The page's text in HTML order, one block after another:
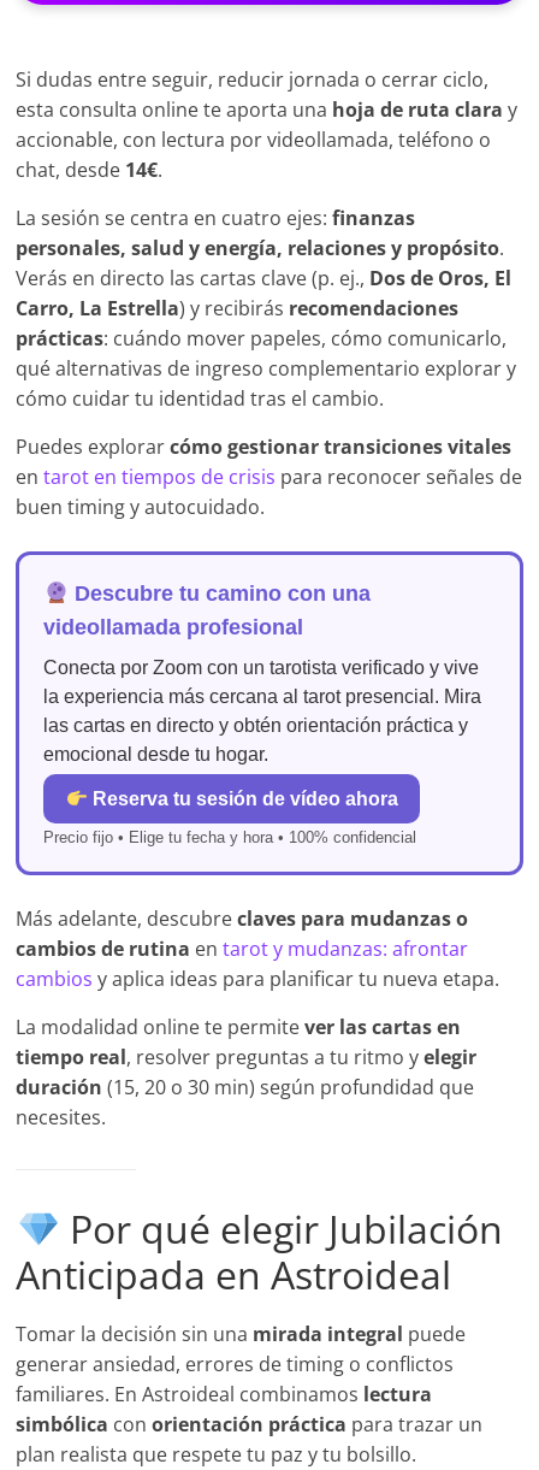
Si dudas entre seguir, reducir jornada o cerrar ciclo,
esta consulta online te aporta una hoja de ruta clara y
accionable, con lectura por videollamada, teléfono o
chat, desde 14€.
La sesión se centra en cuatro ejes:finanzas
personales, salud y energía, relaciones y propósito.
Verás en directo las cartas clave (p. ej., Dos de Oros, El
Carro, La Estrella) y recibirás recomendaciones
prácticas: cuándo mover papeles, cómo comunicarlo,
qué alternativas de ingreso complementario explorar y
cómo cuidar tu identidad tras el cambio.
Puedes explorarcómo gestionar transiciones vitales
entarot en tiempos de crisis para reconocer señales de
buen timing y autocuidado.
Descubre tu camino con una
videollamada profesional
Conecta por Zoom con un tarotista verificado y vive
la experiencia más cercana al tarot presencial. Mira
las cartas en directo y obtén orientación práctica y
emocional desde tu hogar.
Reserva tu sesión de vídeo ahora
Precio fijo • Elige tu fecha y hora • 100% confidencial
Más adelante, descubreclaves para mudanzas o
cambios de rutina entarot y mudanzas: afrontar
cambios y aplica ideas para planificar tu nueva etapa.
La modalidad online te permitever las cartas en
tiempo real, resolver preguntas a tu ritmo yelegir
duración (15, 20 o 30 min) según profundidad que
necesites.
Por qué elegir Jubilación
Anticipada en Astroideal
Tomar la decisión sin una mirada integral puede
generar ansiedad, errores de timing o conflictos
familiares. En Astroideal combinamos lectura
simbólica conorientación práctica para trazar un
plan realista que respete tu paz y tu bolsillo.